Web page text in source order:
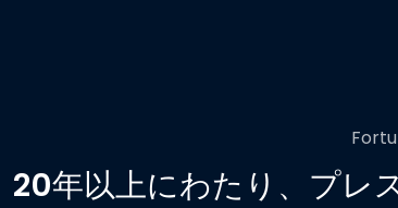
20年以上にわたり、プレ